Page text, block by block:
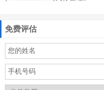
免费评估